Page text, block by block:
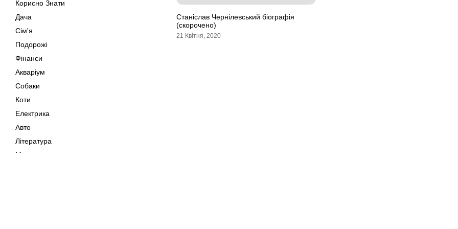
Корисно Знати
Дача
Сім'я
Подорожі
Фінанси
Акваріум
Собаки
Коти
Електрика
Авто
Література
Музика
Станіслав Чернілевський біографія
(скорочено)
21 Квітня, 2020